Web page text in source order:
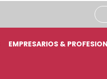
EMPRESARIOS &